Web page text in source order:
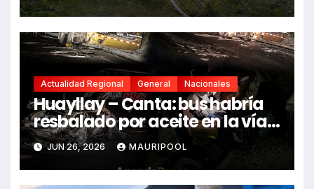
Actualidad Regional General Nacionales
Huayllay – Canta: bus habría
resbalado por aceite en la vía e
impactó auto siniestrado
dejando dos fallecidos
JUN 26, 2026 MAURIPOOL